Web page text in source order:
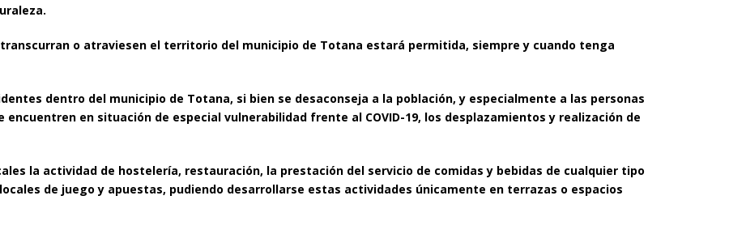
o atraviesen el territorio del municipio de Totana estará permitida, siempre y cuando tenga
dentro del municipio de Totana, si bien se desaconseja a la población, y especialmente a las personas
en situación de especial vulnerabilidad frente al COVID-19, los desplazamientos y realización de
la actividad de hostelería, restauración, la prestación del servicio de comidas y bebidas de cualquier tipo
de juego y apuestas, pudiendo desarrollarse estas actividades únicamente en terrazas o espacios